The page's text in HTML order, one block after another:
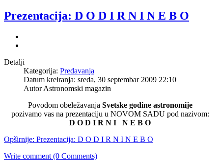
Prezentacija: D O D I R N I N E B O
Detalji
Kategorija: Predavanja
Datum kreiranja: sreda, 30 septembar 2009 22:10
Autor Astronomski magazin
Povodom obeležavanja Svetske godine astronomije
pozivamo vas na prezentaciju u NOVOM SADU pod nazivom:
D O D I R N I N E B O
Opširnije: Prezentacija: D O D I R N I N E B O
Write comment (0 Comments)